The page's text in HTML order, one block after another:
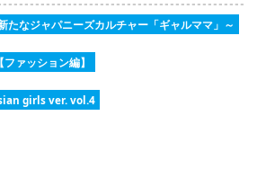
なジャパニーズカルチャー「ギャルママ」～
ァッション編】
girls ver. vol.4